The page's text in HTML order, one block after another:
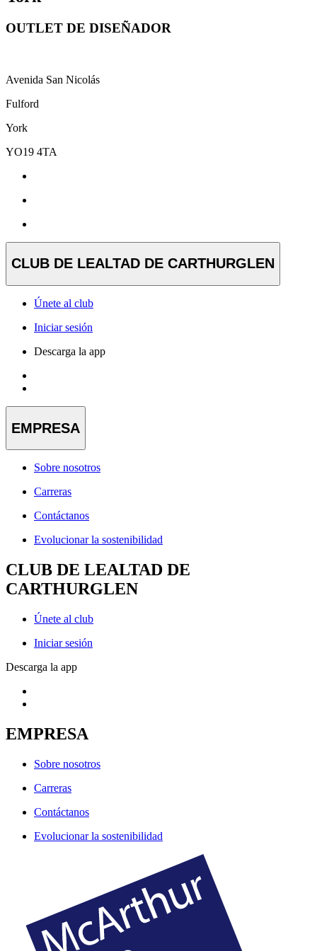
OUTLET DE DISEÑADOR
Avenida San Nicolás
Fulford
York
YO19 4TA
CLUB DE LEALTAD DE CARTHURGLEN
Únete al club
Iniciar sesión
Descarga la app
EMPRESA
Sobre nosotros
Carreras
Contáctanos
Evolucionar la sostenibilidad
CLUB DE LEALTAD DE
CARTHURGLEN
Únete al club
Iniciar sesión
Descarga la app
EMPRESA
Sobre nosotros
Carreras
Contáctanos
Evolucionar la sostenibilidad